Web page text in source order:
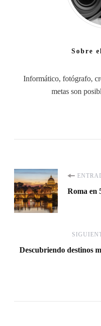
Sobre
Informático, fotógrafo,
metas son
de
entradas
Roma en
Descubriendo destinos